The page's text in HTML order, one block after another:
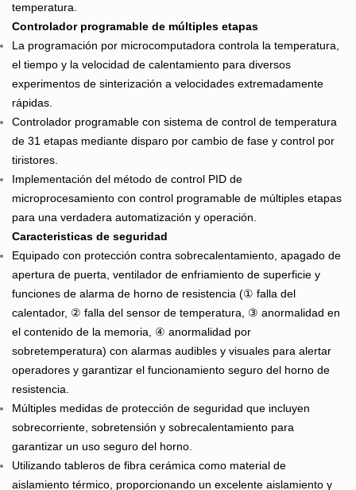
temperatura.
Controlador programable de múltiples etapas
La programación por microcomputadora controla la temperatura,
el tiempo y la velocidad de calentamiento para diversos
experimentos de sinterización a velocidades extremadamente
rápidas.
Controlador programable con sistema de control de temperatura
de 31 etapas mediante disparo por cambio de fase y control por
tiristores.
Implementación del método de control PID de
microprocesamiento con control programable de múltiples etapas
para una verdadera automatización y operación.
Caracteristicas de seguridad
Equipado con protección contra sobrecalentamiento, apagado de
apertura de puerta, ventilador de enfriamiento de superficie y
funciones de alarma de horno de resistencia (① falla del
calentador, ② falla del sensor de temperatura, ③ anormalidad en
el contenido de la memoria, ④ anormalidad por
sobretemperatura) con alarmas audibles y visuales para alertar
operadores y garantizar el funcionamiento seguro del horno de
resistencia.
Múltiples medidas de protección de seguridad que incluyen
sobrecorriente, sobretensión y sobrecalentamiento para
garantizar un uso seguro del horno.
Utilizando tableros de fibra cerámica como material de
aislamiento térmico, proporcionando un excelente aislamiento y